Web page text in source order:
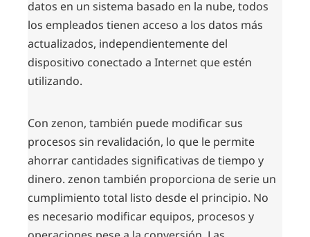
datos en un sistema basado en la nube, todos
los empleados tienen acceso a los datos más
actualizados, independientemente del
dispositivo conectado a Internet que estén
utilizando.
Con zenon, también puede modificar sus
procesos sin revalidación, lo que le permite
ahorrar cantidades significativas de tiempo y
dinero. zenon también proporciona de serie un
cumplimiento total listo desde el principio. No
es necesario modificar equipos, procesos y